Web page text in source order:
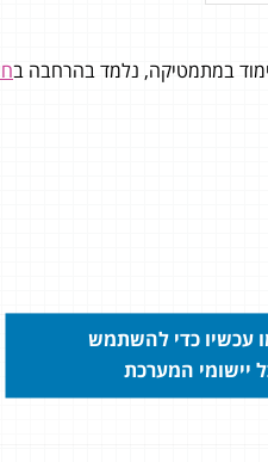
עכשיו כדי להשתמש
יישומי המערכת